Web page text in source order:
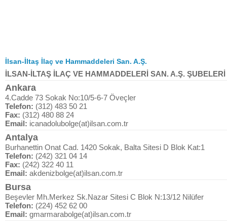
İlsan-İltaş İlaç ve Hammaddeleri San. A.Ş.
İLSAN-İLTAŞ İLAÇ VE HAMMADDELERİ SAN. A.Ş. ŞUBELERİ
Ankara
4.Cadde 73 Sokak No:10/5-6-7 Öveçler
Telefon: (312) 483 50 21
Fax: (312) 480 88 24
Email: icanadolubolge(at)ilsan.com.tr
Antalya
Burhanettin Onat Cad. 1420 Sokak, Balta Sitesi D Blok Kat:1
Telefon: (242) 321 04 14
Fax: (242) 322 40 11
Email: akdenizbolge(at)ilsan.com.tr
Bursa
Beşevler Mh.Merkez Sk.Nazar Sitesi C Blok N:13/12 Nilüfer
Telefon: (224) 452 62 00
Email: gmarmarabolge(at)ilsan.com.tr